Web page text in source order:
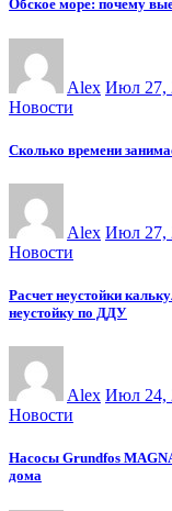
Обское море: почему
Alex Июл 27,
Новости
Сколько времени
Alex Июл 27,
Новости
Расчет неустойки
неустойку по ДДУ
Alex Июл 24,
Новости
Насосы Grundfos
дома